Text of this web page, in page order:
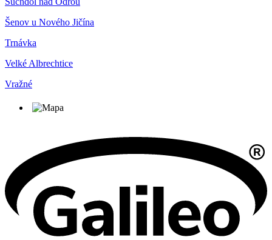
Šenov u Nového Jičína
Trnávka
Velké Albrechtice
Vražné